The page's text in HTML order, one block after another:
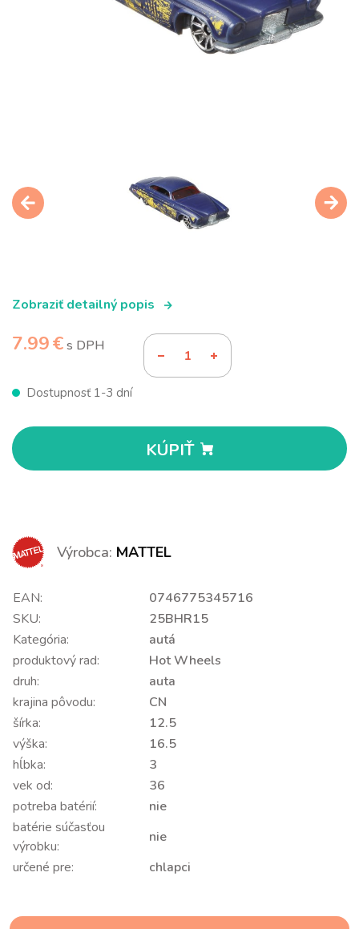
Zobraziť detailný popis
7.99 €s DPH
Dostupnosť 1-3 dní
KÚPIŤ
Výrobca: MATTEL
EAN:
0746775345716
SKU:
25BHR15
Kategória:
autá
produktový rad:
Hot Wheels
druh:
auta
krajina pôvodu:
CN
šírka:
12.5
výška:
16.5
hĺbka:
3
vek od:
36
potreba batérií:
nie
batérie súčasťou
výrobku:
nie
určené pre:
chlapci